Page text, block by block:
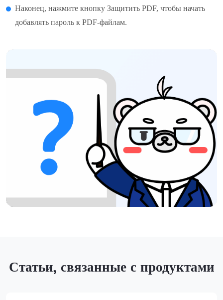
Наконец, нажмите кнопку Защитить PDF, чтобы начать
добавлять пароль к PDF-файлам.
Статьи, связанные с продуктами